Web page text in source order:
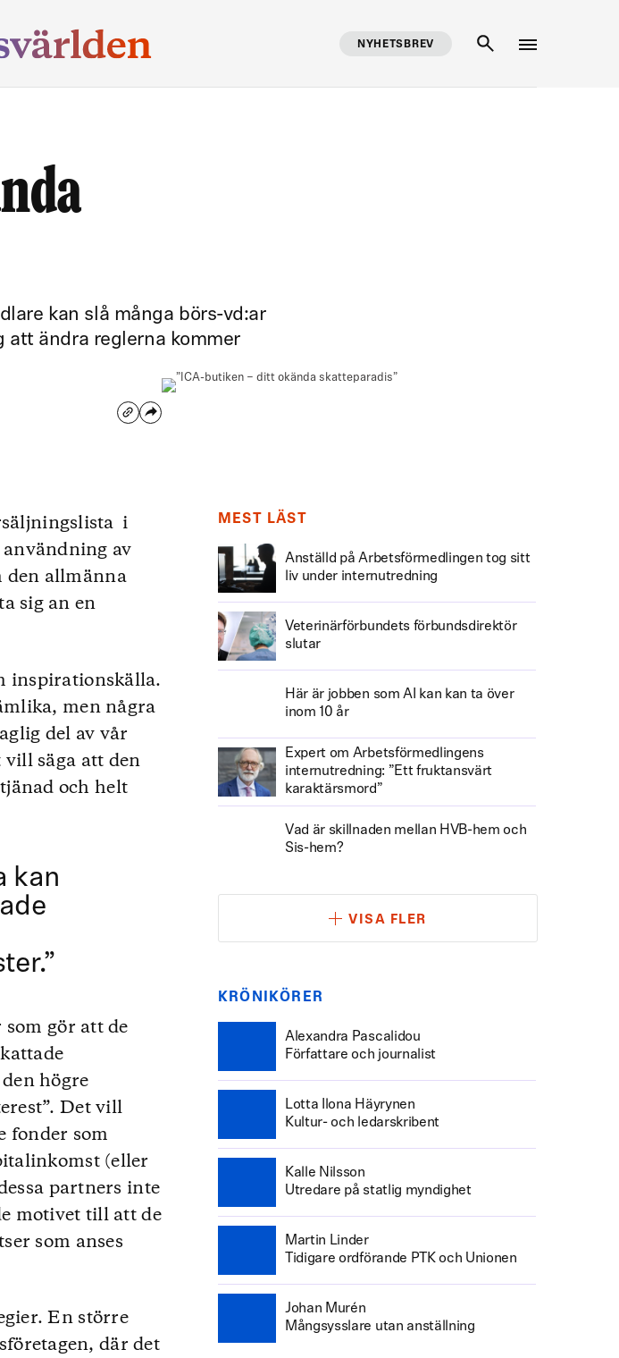
NYHETSBREV
kan slå många börs-vd:ar
att ändra reglerna kommer
i
av
den allmänna
sig an en
inspirationskälla.
men några
del av vår
säga att den
och helt
kan
gör att de
högre
Det vill
fonder som
(eller
partners inte
motivet till att de
som anses
En större
där det
MEST LÄST
Anställd på Arbetsförmedlingen tog sitt
liv under internutredning
Veterinärförbundets förbundsdirektör
slutar
Här är jobben som AI kan kan ta över
inom 10 år
Expert om Arbetsförmedlingens
internutredning: ”Ett fruktansvärt
karaktärsmord”
Vad är skillnaden mellan HVB-hem och
Sis-hem?
VISA FLER
KRÖNIKÖRER
Alexandra Pascalidou
Författare och journalist
Lotta Ilona Häyrynen
Kultur- och ledarskribent
Kalle Nilsson
Utredare på statlig myndighet
Martin Linder
Tidigare ordförande PTK och Unionen
Johan Murén
Mångsysslare utan anställning